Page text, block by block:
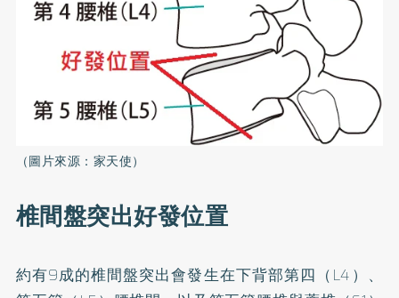
（圖片來源：家天使）
椎間盤突出好發位置
約有9成的椎間盤突出會發生在下背部第四（L4）、